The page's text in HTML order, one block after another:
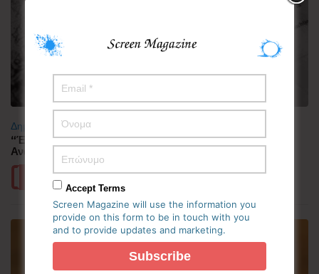
Δημοφιλή
“Έλιωσε” από τη ζέστη η Κορεατική Χερσόνησος –
Ανάσες δροσιάς αναζητούν οι πολίτες
Περισσότερα
Accept Terms
Screen Magazine will use the information you
provide on this form to be in touch with you
and to provide updates and marketing.